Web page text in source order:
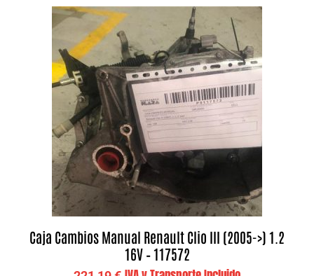
Caja Cambios Manual Renault Clio III (2005->) 1.2
16V – 117572